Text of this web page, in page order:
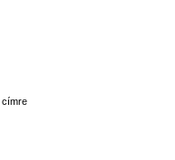
címre